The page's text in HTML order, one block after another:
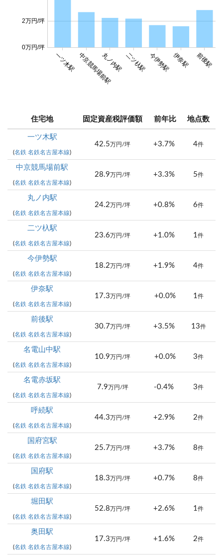
一ツ木駅 中京競馬場前駅丸ノ内駅二ツ杁駅 今伊勢駅 伊奈駅 前後駅
0万円/坪
2万円/坪
住宅地 固定資産税評価額 前年比 地点数
一ツ木駅
(名鉄 名鉄名古屋本線)
42.5万円/坪 +3.7% 4件
中京競馬場前駅
(名鉄 名鉄名古屋本線)
28.9万円/坪 +3.3% 5件
丸ノ内駅
(名鉄 名鉄名古屋本線)
24.2万円/坪 +0.8% 6件
二ツ杁駅
(名鉄 名鉄名古屋本線)
23.6万円/坪 +1.0% 1件
今伊勢駅
(名鉄 名鉄名古屋本線)
18.2万円/坪 +1.9% 4件
伊奈駅
(名鉄 名鉄名古屋本線)
17.3万円/坪 +0.0% 1件
前後駅
(名鉄 名鉄名古屋本線)
30.7万円/坪 +3.5% 13件
名電山中駅
(名鉄 名鉄名古屋本線)
10.9万円/坪 +0.0% 3件
名電赤坂駅
(名鉄 名鉄名古屋本線)
7.9万円/坪 -0.4% 3件
呼続駅
(名鉄 名鉄名古屋本線)
44.3万円/坪 +2.9% 2件
国府宮駅
(名鉄 名鉄名古屋本線)
25.7万円/坪 +3.7% 8件
国府駅
(名鉄 名鉄名古屋本線)
18.3万円/坪 +0.7% 8件
堀田駅
(名鉄 名鉄名古屋本線)
52.8万円/坪 +2.6% 1件
奥田駅
(名鉄 名鉄名古屋本線)
17.3万円/坪 +1.6% 2件